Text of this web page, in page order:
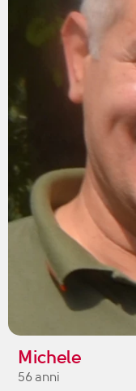
Michele
56 anni